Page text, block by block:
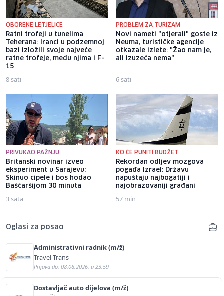
OBORENE LETJELICE
Ratni trofeji u tunelima
Teherana: Iranci u podzemnoj
bazi izložili svoje najveće
ratne trofeje, među njima i F-
15
8 sati
PROBLEM ZA TURIZAM
Novi nameti "otjerali" goste iz
Neuma, turističke agencije
otkazale izlete: "Žao nam je,
ali izuzeća nema"
6 sati
PRIVUKAO PAŽNJU
Britanski novinar izveo
eksperiment u Sarajevu:
Skinuo cipele i bos hodao
Baščaršijom 30 minuta
3 sata
KO ĆE PUNITI BUDŽET
Rekordan odljev mozgova
pogađa Izrael: Državu
napuštaju najbogatiji i
najobrazovaniji građani
57 min
Oglasi za posao
Administrativni radnik (m/ž)
Travel-Trans
Prijava do: 08.08.2026. u 23:59
Dostavljač auto dijelova (m/ž)